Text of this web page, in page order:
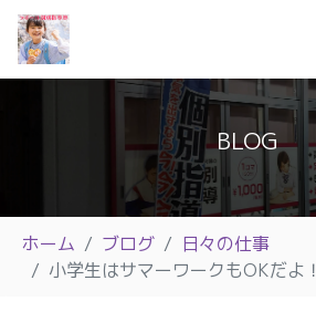
BLOG
ホーム ブログ
日々の仕事
小学生はサマーワークもOKだよ！